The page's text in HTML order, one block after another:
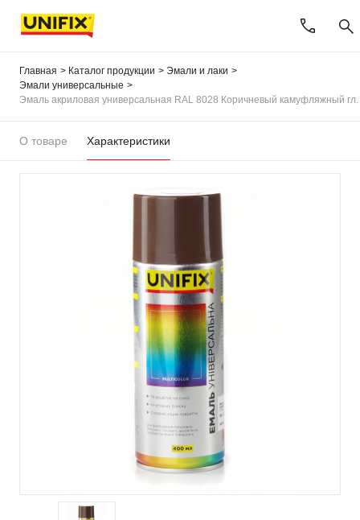
Главная Каталог продукции
Эмали и лаки
Эмали универсальные
Эмаль акриловая универсальная RAL 8028 Коричневый камуфляжный
О товаре Характеристики